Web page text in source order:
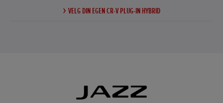
VELG DIN EGEN CR-V PLUG-IN HYBRID